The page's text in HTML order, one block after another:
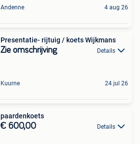
Andenne 4 aug 26
Presentatie- rijtuig / koets Wijkmans
Zie omschrijving Details
Kuurne 24 jul 26
paardenkoets
€ 600,00 Details